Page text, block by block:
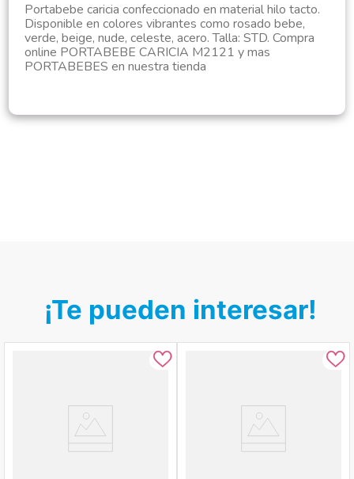
Portabebe caricia confeccionado en material hilo tacto.
Disponible en colores vibrantes como rosado bebe,
verde, beige, nude, celeste, acero. Talla: STD. Compra
online PORTABEBE CARICIA M2121 y mas
PORTABEBES en nuestra tienda
¡Te pueden interesar!